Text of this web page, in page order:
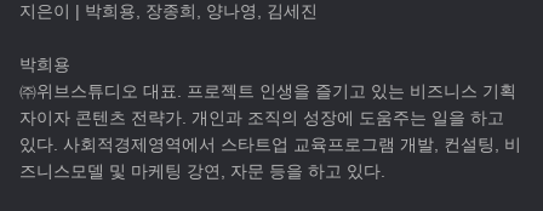
지은이 | 박희용, 장종희, 양나영, 김세진
박희용
㈜위브스튜디오 대표. 프로젝트 인생을 즐기고 있는 비즈니스 기획
자이자 콘텐츠 전략가. 개인과 조직의 성장에 도움주는 일을 하고
있다. 사회적경제영역에서 스타트업 교육프로그램 개발, 컨설팅, 비
즈니스모델 및 마케팅 강연, 자문 등을 하고 있다.